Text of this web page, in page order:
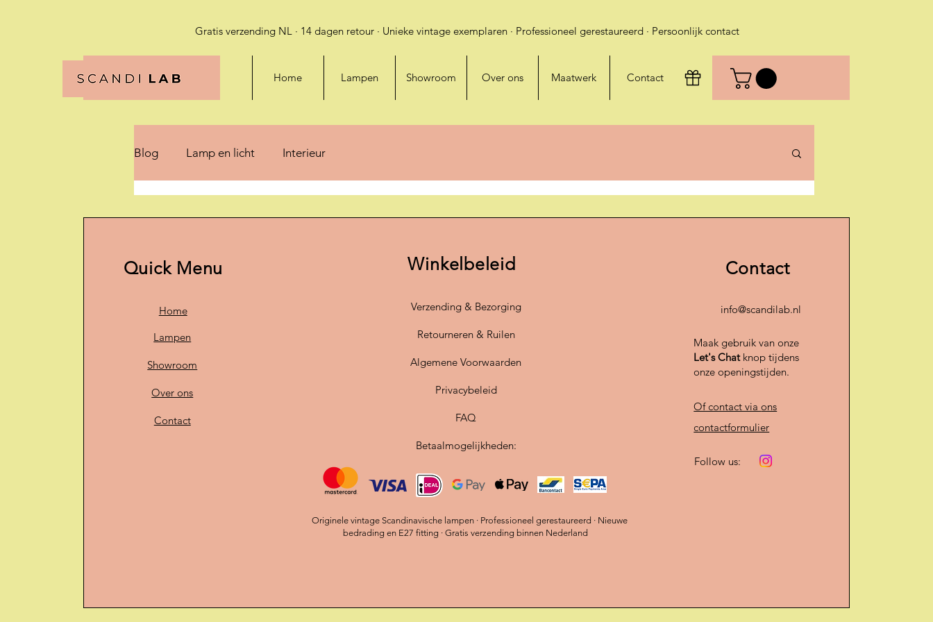
Gratis verzending NL · 14 dagen retour · Unieke vintage exemplaren · Professioneel gerestaureerd · Persoonlijk contact
Home Lampen Showroom Over ons Maatwerk Contact
Blog Lamp en licht Interieur
Quick Menu
Home
Lampen
Showroom
Over ons
Contact
Winkelbeleid
Verzending & Bezorging
Retourneren & Ruilen
Algemene Voorwaarden
Privacybeleid
FAQ
Betaalmogelijkheden:
Originele vintage Scandinavische lampen · Professioneel gerestaureerd · Nieuwe
bedrading en E27 fitting · Gratis verzending binnen Nederland
Contact
info@scandilab.nl
Maak gebruik van onze
Let's Chatknop tijdens
onze openingstijden.
Of contact viaons
contactformulier
Follow us: